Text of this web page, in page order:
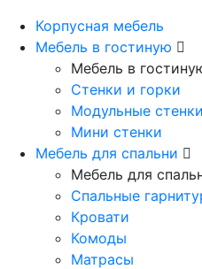
Корпусная мебель
Мебель в гостиную
Мебель в
Стенки и горки
Модульные стенки
Мини стенки
Мебель для спальни
Мебель для
Спальные
Кровати
Комоды
Матрасы